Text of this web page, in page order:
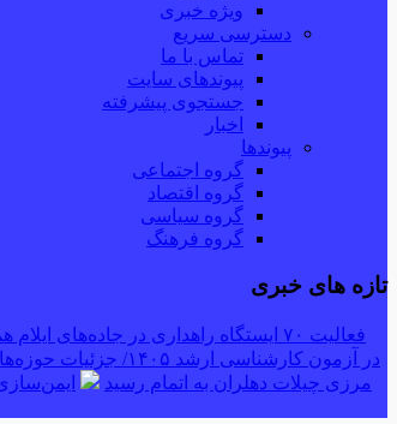
ویژه خبری
دسترسی سریع
تماس با ما
پیوندهای سایت
جستجوی پیشرفته
اخبار
پیوندها
گروه اجتماعی
گروه اقتصاد
گروه سیاسی
گروه فرهنگ
تازه های خبری
فعالیت ۷۰ ایستگاه راهداری در جاده‌های ایلام همزمان با تردد زائران اربعین
در آزمون کارشناسی ارشد ۱۴۰۵/ جزئیات حوزه‌های برگزاری اعلام شد
مرزی چیلات دهلران به اتمام رسید